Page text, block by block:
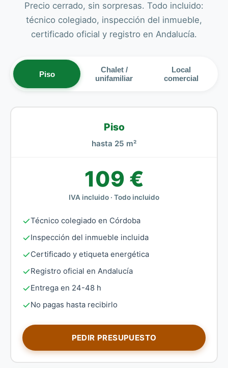
Precio cerrado, sin sorpresas. Todo incluido:
técnico colegiado, inspección del inmueble,
certificado oficial y registro en Andalucía.
Piso
Chalet /
unifamiliar
Local
comercial
Piso
hasta 25 m²
109 €
IVA incluido · Todo incluido
Técnico colegiado en Córdoba
Inspección del inmueble incluida
Certificado y etiqueta energética
Registro oficial en Andalucía
Entrega en 24-48 h
No pagas hasta recibirlo
PEDIR PRESUPUESTO